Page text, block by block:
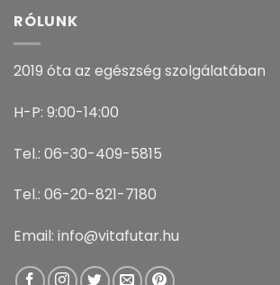
RÓLUNK
2019 óta az egészség szolgálatában
H-P: 9:00-14:00
Tel.: 06-30-409-5815
Tel.: 06-20-821-7180
Email: info@vitafutar.hu